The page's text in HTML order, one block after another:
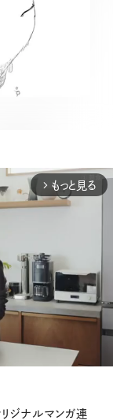
arrow_forward_ios もっと見る
M
リジナルマンガ連